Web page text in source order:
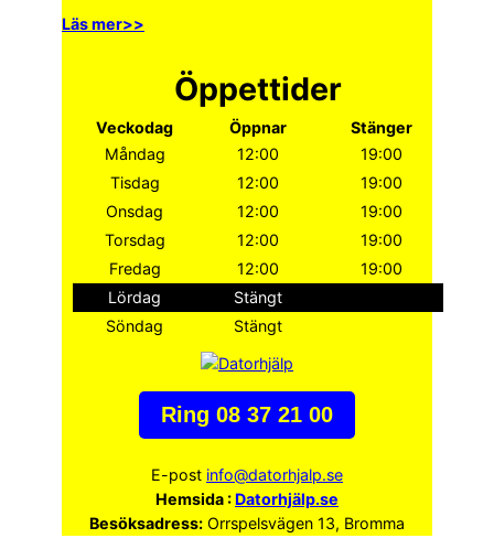
Läs mer>>
Öppettider
Veckodag Öppnar
Stänger
Måndag
12:00
19:00
Tisdag
12:00
19:00
Onsdag
12:00
19:00
Torsdag
12:00
19:00
Fredag
12:00
19:00
Lördag
Stängt
Söndag
Stängt
Ring 08 37 21 00
E-post info@datorhjalp.se
Hemsida :Datorhjälp.se
Besöksadress: Orrspelsvägen 13, Bromma